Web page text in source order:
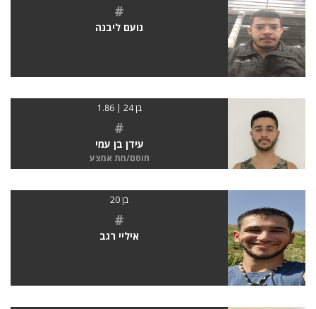
#
נועם ליבנה
בן 24 | 1.86
#
עידן בן עמי
חוסם/מת אמצע
בן 20
#
איליי רגב